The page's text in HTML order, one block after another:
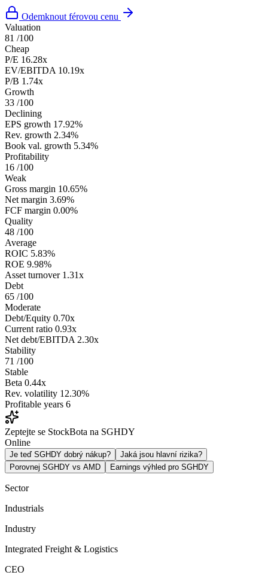
Odemknout férovou cenu
Valuation
81 /100
Cheap
P/E 16.28x
EV/EBITDA 10.19x
P/B 1.74x
Growth
33 /100
Declining
EPS growth 17.92%
Rev. growth 2.34%
Book val. growth 5.34%
Profitability
16 /100
Weak
Gross margin 10.65%
Net margin 3.69%
FCF margin 0.00%
Quality
48 /100
Average
ROIC 5.83%
ROE 9.98%
Asset turnover 1.31x
Debt
65 /100
Moderate
Debt/Equity 0.70x
Current ratio 0.93x
Net debt/EBITDA 2.30x
Stability
71 /100
Stable
Beta 0.44x
Rev. volatility 12.30%
Profitable years 6
Zeptejte se StockBota na SGHDY
Online
Je teď SGHDY dobrý nákup?
Jaká jsou hlavní rizika?
Porovnej SGHDY vs AMD
Earnings výhled pro SGHDY
Sector
Industrials
Industry
Integrated Freight & Logistics
CEO